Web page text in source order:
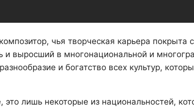
чья творческая карьера покрыта
и выросший в многонациональной и
и богатство всех культур,
лишь некоторые из национальностей,